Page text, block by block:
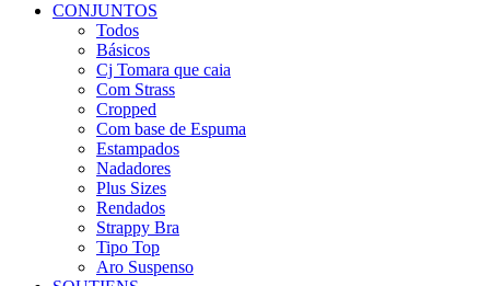
CONJUNTOS
Todos
Básicos
Cj Tomara que caia
Com Strass
Cropped
Com base de Espuma
Estampados
Nadadores
Plus Sizes
Rendados
Strappy Bra
Tipo Top
Aro Suspenso